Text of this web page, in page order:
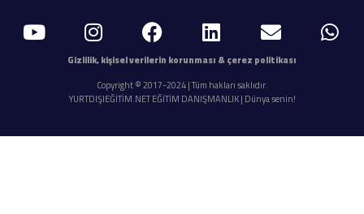
Gizlilik, kişisel verilerin korunması & çerez politikası
Copyright © 2017-2024 | Tüm hakları saklıdır.
YURTDIŞIEĞİTİM.NET EĞİTİM DANIŞMANLIK | Dünya senin!